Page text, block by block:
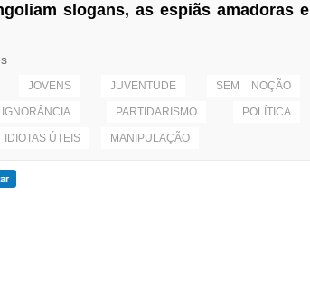
slogans, as espiãs amadoras e
JOVENS JUVENTUDE SEM NOÇÃO
IGNORÂNCIA PARTIDARISMO POLÍTICA
IDIOTAS ÚTEIS MANIPULAÇÃO